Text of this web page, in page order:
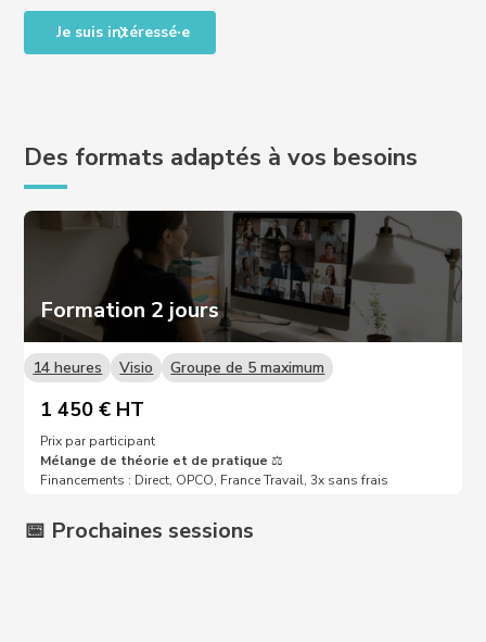
Je suis intéressé·e
Des formats adaptés à vos besoins
Formation 2 jours
14 heures Visio Groupe de 5 maximum
1 450 € HT
Prix par participant
Mélange de théorie et de pratique⚖️
Financements : Direct, OPCO, France Travail, 3x sans frais
📅 Prochaines sessions